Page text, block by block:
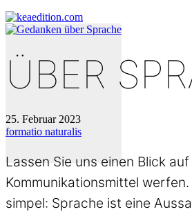
ÜBER
25. Februar 2023
formatio naturalis
Lassen Sie uns einen Blick
Kommunikationsmittel
simpel: Sprache ist eine